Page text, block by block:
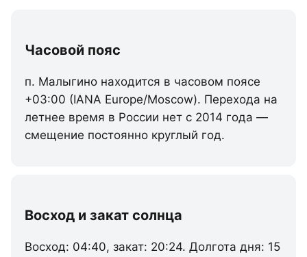
Часовой пояс
п. Малыгино находится в часовом поясе
+03:00 (IANA Europe/Moscow). Перехода на
летнее время в России нет с 2014 года —
смещение постоянно круглый год.
Восход и закат солнца
Восход: 04:40, закат: 20:24. Долгота дня: 15